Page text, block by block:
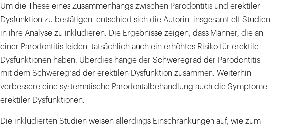
Um die These eines Zusammenhangs zwischen Parodontitis und erektiler
Dysfunktion zu bestätigen, entschied sich die Autorin, insgesamt elf Studien
in ihre Analyse zu inkludieren. Die Ergebnisse zeigen, dass Männer, die an
einer Parodontitis leiden, tatsächlich auch ein erhöhtes Risiko für erektile
Dysfunktionen haben. Überdies hänge der Schweregrad der Parodontitis
mit dem Schweregrad der erektilen Dysfunktion zusammen. Weiterhin
verbessere eine systematische Parodontalbehandlung auch die Symptome
erektiler Dysfunktionen.
Die inkludierten Studien weisen allerdings Einschränkungen auf, wie zum